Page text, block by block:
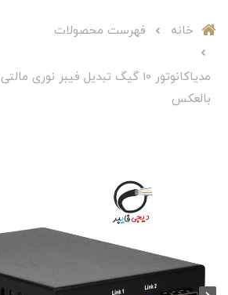
خانه فهرست محصولات
مدیاکانوتور 10 گیگ تبدیل فیبر
بالعکس